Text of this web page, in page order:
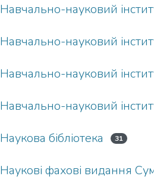
Навчально-науковий
Навчально-науковий
Навчально-науковий
Навчально-науковий
Наукова бібліотека 31
Наукові фахові видання